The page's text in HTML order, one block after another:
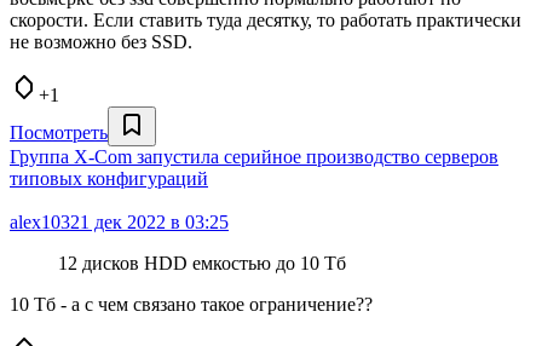
скорости. Если ставить туда десятку, то работать практически
не возможно без SSD.
+1
Посмотреть
Группа X-Com запустила серийное производство серверов
типовых конфигураций
alex10321 дек 2022 в 03:25
12 дисков HDD емкостью до 10 Тб
10 Тб - а с чем связано такое ограничение??